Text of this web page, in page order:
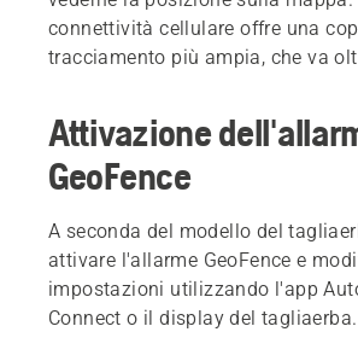
connettività cellulare offre una
tracciamento più ampia, che va
Attivazione
GeoFence
A seconda del modello del
attivare l'allarme GeoFence e
impostazioni utilizzando l'app
Connect o il display del tagliaerba.